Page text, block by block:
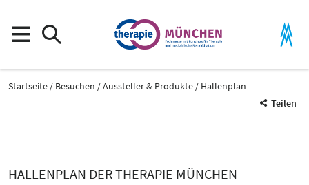
Startseite Besuchen Aussteller & Produkte
Hallenplan
Teilen
HALLENPLAN DER THERAPIE MÜNCHEN